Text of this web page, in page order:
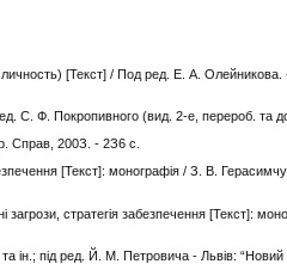
[Текст] / Под ред. Е. А.
С. Ф. Покропивного (вид. 2-е, перероб. та
Справ, 200З. - 2З6 с.
[Текст]: монографія / З. В.
стратегія забезпечення [Текст]:
під ред. Й. М. Петровича - Львів: “Новий